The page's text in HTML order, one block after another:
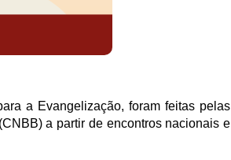
a Evangelização, foram feitas pelas
a partir de encontros nacionais e